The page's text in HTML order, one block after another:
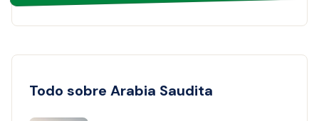
Todo sobre Arabia Saudita